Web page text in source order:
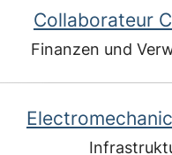
Collaborateur
Finanzen und